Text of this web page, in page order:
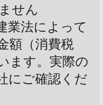
せん
業法によって
額（消費税
ます。実際の
にご確認くだ